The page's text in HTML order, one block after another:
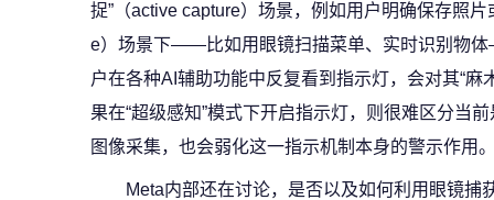
捉”（active capture）场景，例如用户明确保存照
e）场景下——比如用眼镜扫描菜单、实时识别物
户在各种AI辅助功能中反复看到指示灯，会对其“麻
果在“超级感知”模式下开启指示灯，则很难区分当
图像采集，也会弱化这一指示机制本身的警示作用
Meta内部还在讨论，是否以及如何利用眼镜捕